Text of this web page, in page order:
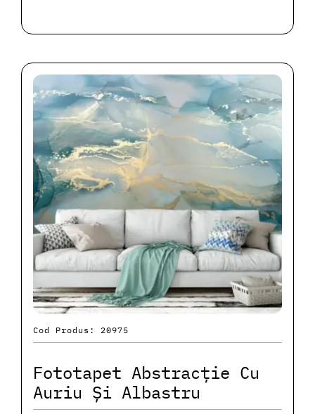
Cod Produs: 20975
Fototapet Abstracție Cu
Auriu Și Albastru